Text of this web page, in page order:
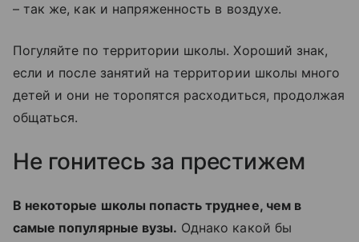
– так же, как и напряженность в воздухе.
Погуляйте по территории школы. Хороший знак,
если и после занятий на территории школы много
детей и они не торопятся расходиться, продолжая
общаться.
Не гонитесь за престижем
В некоторые школы попасть труднее, чем в
самые популярные вузы. Однако какой бы